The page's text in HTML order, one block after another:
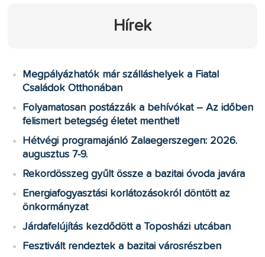
Hírek
Megpályázhatók már szálláshelyek a Fiatal
Családok Otthonában
Folyamatosan postázzák a behívókat – Az időben
felismert betegség életet menthet!
Hétvégi programajánló Zalaegerszegen: 2026.
augusztus 7-9.
Rekordösszeg gyűlt össze a bazitai óvoda javára
Energiafogyasztási korlátozásokról döntött az
önkormányzat
Járdafelújítás kezdődött a Toposházi utcában
Fesztivált rendeztek a bazitai városrészben